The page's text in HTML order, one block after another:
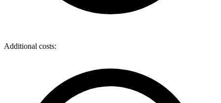
Additional costs: